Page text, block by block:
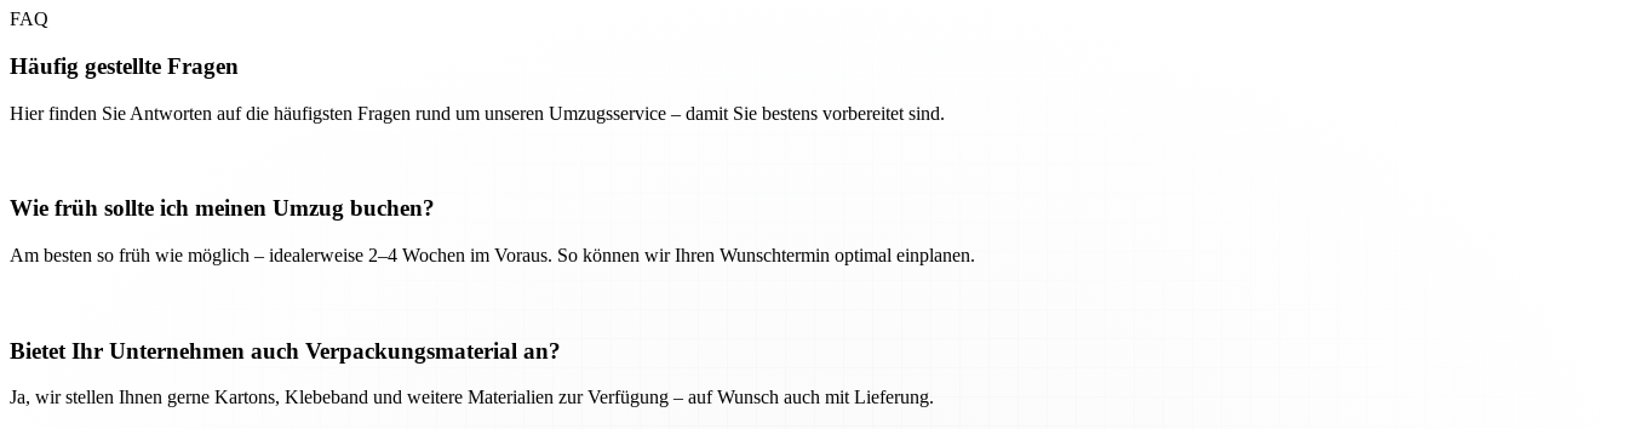
FAQ
Häufig gestellte Fragen
Hier finden Sie Antworten auf die häufigsten Fragen rund um unseren Umzugsservice – damit Sie bestens vorbereitet sind.
Wie früh sollte ich meinen Umzug buchen?
Am besten so früh wie möglich – idealerweise 2–4 Wochen im Voraus. So können wir Ihren Wunschtermin optimal einplanen.
Bietet Ihr Unternehmen auch Verpackungsmaterial an?
Ja, wir stellen Ihnen gerne Kartons, Klebeband und weitere Materialien zur Verfügung – auf Wunsch auch mit Lieferung.